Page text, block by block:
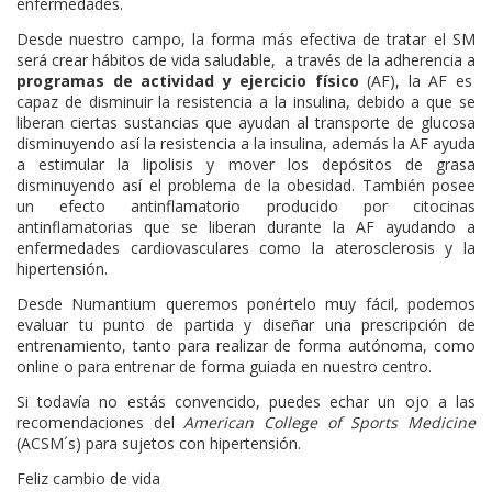
Desde nuestro campo, la forma más efectiva de tratar el SM
será crear hábitos de vida saludable, a través de la adherencia a
programas de actividad y ejercicio físico (AF), la AF es
capaz de disminuir la resistencia a la insulina, debido a que se
liberan ciertas sustancias que ayudan al transporte de glucosa
disminuyendo así la resistencia a la insulina, además la AF ayuda
a estimular la lipolisis y mover los depósitos de grasa
disminuyendo así el problema de la obesidad. También posee
un efecto antinflamatorio producido por citocinas
antinflamatorias que se liberan durante la AF ayudando a
enfermedades cardiovasculares como la aterosclerosis y la
hipertensión.
Desde Numantium queremos ponértelo muy fácil, podemos
evaluar tu punto de partida y diseñar una prescripción de
entrenamiento, tanto para realizar de forma autónoma, como
online o para entrenar de forma guiada en nuestro centro.
Si todavía no estás convencido, puedes echar un ojo a las
recomendaciones delAmerican College of Sports Medicine
(ACSM´s) para sujetos con hipertensión.
Feliz cambio de vida